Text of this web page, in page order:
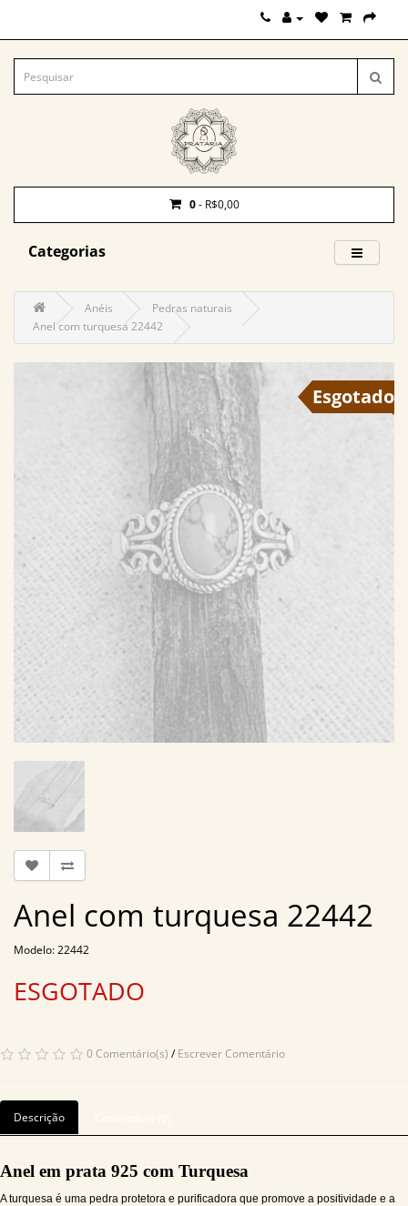
0- R$0,00
Categorias
Anéis
Pedras naturais
Anel com turquesa 22442
Anel com turquesa 22442
Modelo: 22442
ESGOTADO
0 Comentário(s) /Escrever Comentário
Descrição
Anel em prata 925 com Turquesa
A turquesa é uma pedra protetora e purificadora que promove a positividade e a